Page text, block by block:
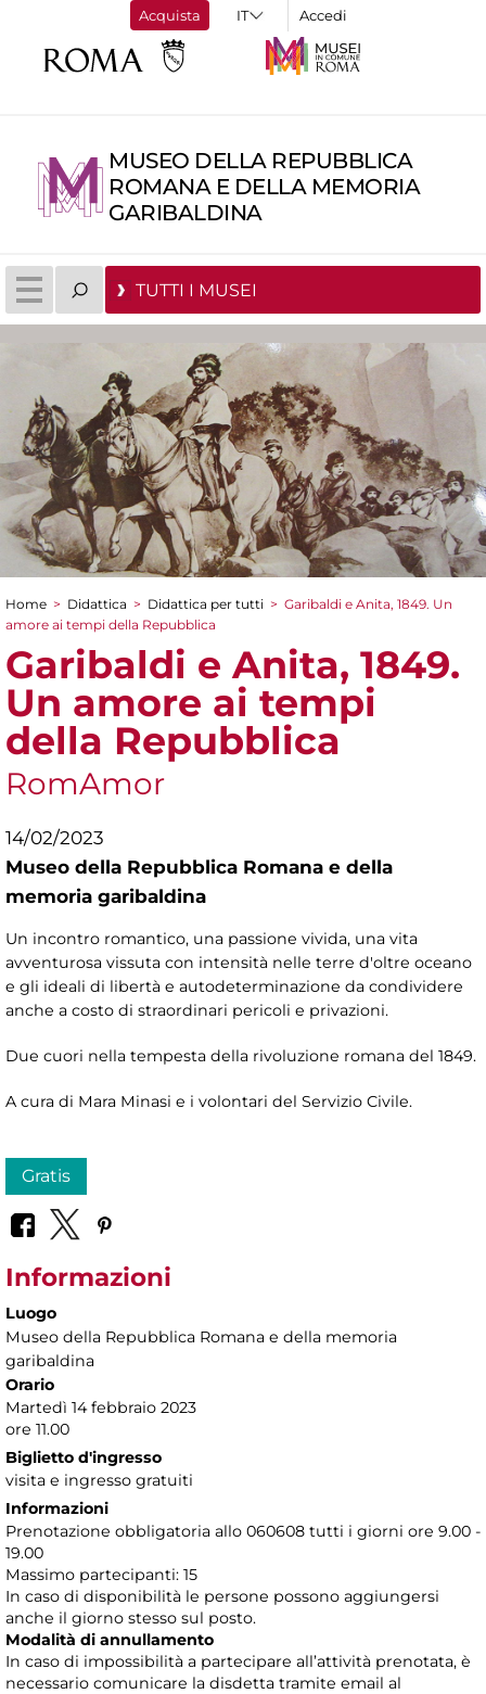
Acquista Accedi
MUSEO DELLA REPUBBLICA
ROMANA E DELLA MEMORIA
GARIBALDINA
TUTTI I MUSEI
Tu sei qui
Home > Didattica > Didattica per tutti > Garibaldi e Anita, 1849. Un
amore ai tempi della Repubblica
Garibaldi e Anita, 1849.
Un amore ai tempi
della Repubblica
RomAmor
14/02/2023
Museo della Repubblica Romana e della
memoria garibaldina
Un incontro romantico, una passione vivida, una vita
avventurosa vissuta con intensità nelle terre d'oltre oceano
e gli ideali di libertà e autodeterminazione da condividere
anche a costo di straordinari pericoli e privazioni.
Due cuori nella tempesta della rivoluzione romana del 1849.
A cura di Mara Minasi e i volontari del Servizio Civile.
Gratis
Informazioni
Luogo
Museo della Repubblica Romana e della memoria
garibaldina
Orario
Martedì 14 febbraio 2023
ore 11.00
Biglietto d'ingresso
visita e ingresso gratuiti
Informazioni
Prenotazione obbligatoria allo 060608 tutti i giorni ore 9.00 -
19.00
Massimo partecipanti: 15
In caso di disponibilità le persone possono aggiungersi
anche il giorno stesso sul posto.
Modalità di annullamento
In caso di impossibilità a partecipare all’attività prenotata, è
necessario comunicare la disdetta tramite email al